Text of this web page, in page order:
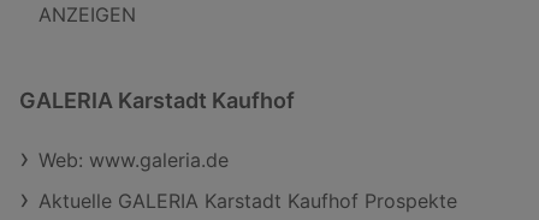
ANZEIGEN
GALERIA Karstadt Kaufhof
Web: www.galeria.de
Aktuelle GALERIA Karstadt Kaufhof Prospekte